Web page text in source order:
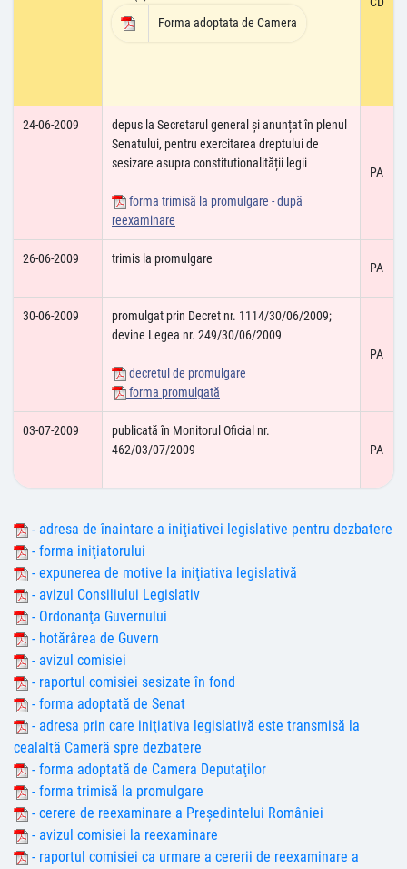
Forma adoptata de Camera
24-06-2009
depus la Secretarul general și anunțat în plenul
Senatului, pentru exercitarea dreptului de
sesizare asupra constitutionalității legii
forma trimisă la promulgare - după
reexaminare
PA
26-06-2009 trimis la promulgare
PA
30-06-2009
promulgat prin Decret nr. 1114/30/06/2009;
devine Legea nr. 249/30/06/2009
decretul de promulgare
forma promulgată
PA
03-07-2009
publicată în Monitorul Oficial nr.
462/03/07/2009
PA
- adresa de înaintare a iniţiativei legislative pentru dezbatere
- forma iniţiatorului
- expunerea de motive la iniţiativa legislativă
- avizul Consiliului Legislativ
- Ordonanţa Guvernului
- hotărârea de Guvern
- avizul comisiei
- raportul comisiei sesizate în fond
- forma adoptată de Senat
- adresa prin care iniţiativa legislativă este transmisă la
cealaltă Cameră spre dezbatere
- forma adoptată de Camera Deputaţilor
- forma trimisă la promulgare
- cerere de reexaminare a Preşedintelui României
- avizul comisiei la reexaminare
- raportul comisiei ca urmare a cererii de reexaminare a